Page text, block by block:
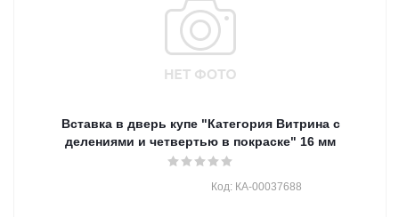
Вставка в дверь купе "Категория Витрина с
делениями и четвертью в покраске" 16 мм
Код: КА-00037688